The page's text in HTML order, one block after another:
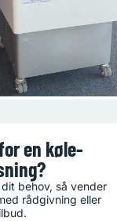
en køle-
behov, så vender
rådgivning eller